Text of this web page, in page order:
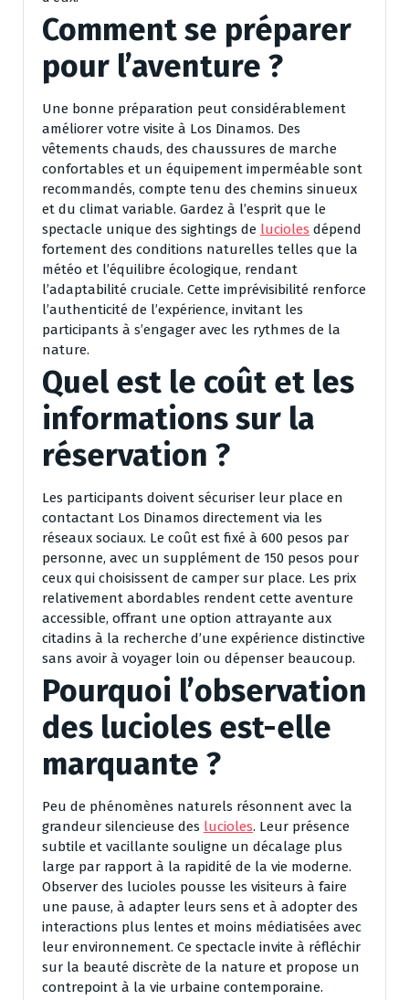
Comment se préparer
pour l’aventure ?
Une bonne préparation peut considérablement
améliorer votre visite à Los Dinamos. Des
vêtements chauds, des chaussures de marche
confortables et un équipement imperméable sont
recommandés, compte tenu des chemins sinueux
et du climat variable. Gardez à l’esprit que le
spectacle unique des sightings de lucioles dépend
fortement des conditions naturelles telles que la
météo et l’équilibre écologique, rendant
l’adaptabilité cruciale. Cette imprévisibilité renforce
l’authenticité de l’expérience, invitant les
participants à s’engager avec les rythmes de la
nature.
Quel est le coût et les
informations sur la
réservation ?
Les participants doivent sécuriser leur place en
contactant Los Dinamos directement via les
réseaux sociaux. Le coût est fixé à 600 pesos par
personne, avec un supplément de 150 pesos pour
ceux qui choisissent de camper sur place. Les prix
relativement abordables rendent cette aventure
accessible, offrant une option attrayante aux
citadins à la recherche d’une expérience distinctive
sans avoir à voyager loin ou dépenser beaucoup.
Pourquoi l’observation
des lucioles est-elle
marquante ?
Peu de phénomènes naturels résonnent avec la
grandeur silencieuse des lucioles. Leur présence
subtile et vacillante souligne un décalage plus
large par rapport à la rapidité de la vie moderne.
Observer des lucioles pousse les visiteurs à faire
une pause, à adapter leurs sens et à adopter des
interactions plus lentes et moins médiatisées avec
leur environnement. Ce spectacle invite à réfléchir
sur la beauté discrète de la nature et propose un
contrepoint à la vie urbaine contemporaine.